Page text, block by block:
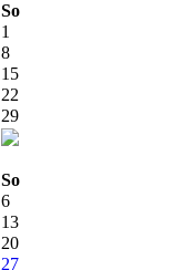
So
1
8
15
22
29
So
6
13
20
27